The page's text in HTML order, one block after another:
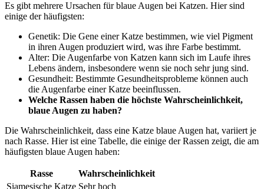
Es gibt mehrere Ursachen für blaue Augen bei Katzen. Hier sind
einige der häufigsten:
Genetik: Die Gene einer Katze bestimmen, wie viel Pigment
in ihren Augen produziert wird, was ihre Farbe bestimmt.
Alter: Die Augenfarbe von Katzen kann sich im Laufe ihres
Lebens ändern, insbesondere wenn sie noch sehr jung sind.
Gesundheit: Bestimmte Gesundheitsprobleme können auch
die Augenfarbe einer Katze beeinflussen.
Welche Rassen haben die höchste Wahrscheinlichkeit,
blaue Augen zu haben?
Die Wahrscheinlichkeit, dass eine Katze blaue Augen hat, variiert je
nach Rasse. Hier ist eine Tabelle, die einige der Rassen zeigt, die am
häufigsten blaue Augen haben:
Rasse
Wahrscheinlichkeit
Siamesische Katze Sehr hoch